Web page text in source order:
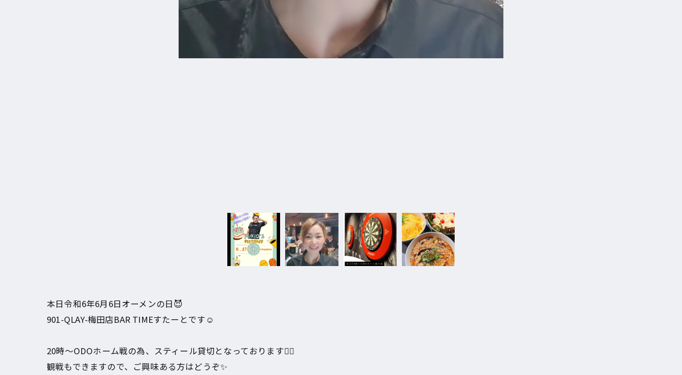
本日令和6年6月6日オーメンの日😈
901-QLAY-梅田店BAR TIMEすたーとです☺️
20時～ODOホーム戦の為、スティール貸切となっております🙇‍♀️
観戦もできますので、ご興味ある方はどうぞ✨